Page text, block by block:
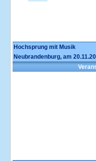
Hochsprung mit Musik
Neubrandenburg, am